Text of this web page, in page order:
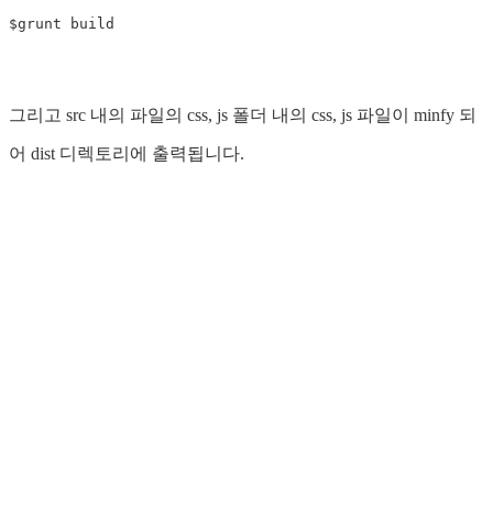
그리고 src 내의 파일의 css, js 폴더 내의 css, js 파일이 minfy 되
어 dist 디렉토리에 출력됩니다.